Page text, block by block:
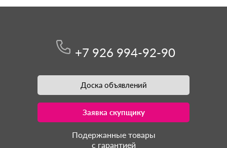
+7 926 994-92-90
Доска объявлений
Заявка скупщику
Подержанные товары
с гарантией